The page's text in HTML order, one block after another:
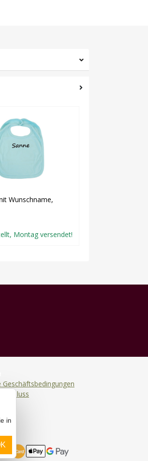
Wunschname,
Montag versendet!
Geschäftsbedingungen
in